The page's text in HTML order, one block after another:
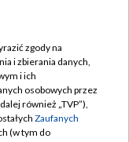
zgody na
i zbierania danych,
i ich
osobowych przez
również „TVP”),
Zaufanych
(w tym do